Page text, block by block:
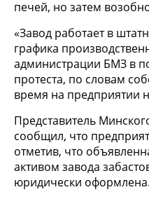
печей, но затем
«Завод работает в
графика
администрации БМЗ в
протеста, по словам
время на предприятии
Представитель
сообщил, что
отметив, что
активом завода
юридически оформлена.